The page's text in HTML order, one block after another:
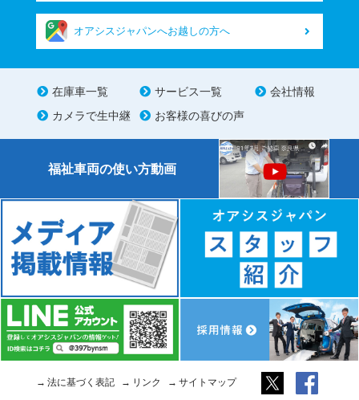
オアシスジャパンへお越しの方へ
在庫車一覧 サービス一覧
会社情報
カメラで生中継
お客様の喜びの声
福祉車両の使い方動画
法に基づく表記 リンク サイトマップ